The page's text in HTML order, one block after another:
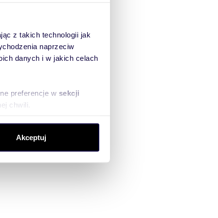
z takich technologii jak
naprzeciw
danych i w jakich celach
preferencje w sekcji
chwili.
społecznościowym,
od Ciebie lub
Akceptuj